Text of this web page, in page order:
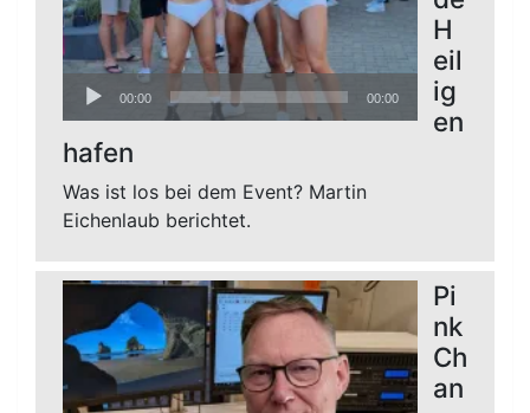
Audio-
Player
00:00 00:00
H
eil
ig
en
hafen
Was ist los bei dem Event? Martin
Eichenlaub berichtet.
Pi
nk
Ch
an